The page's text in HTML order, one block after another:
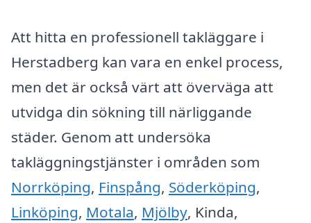
Att hitta en professionell takläggare i
Herstadberg kan vara en enkel process,
men det är också värt att överväga att
utvidga din sökning till närliggande
städer. Genom att undersöka
takläggningstjänster i områden som
Norrköping, Finspång, Söderköping,
Linköping, Motala, Mjölby, Kinda,